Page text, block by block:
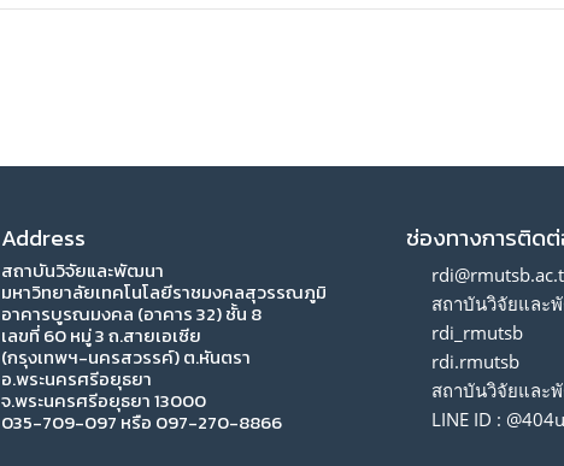
Address
สถาบันวิจัยและพัฒนา
มหาวิทยาลัยเทคโนโลยีราชมงคลสุวรรณภูมิ
อาคารบูรณมงคล (อาคาร 32) ชั้น 8
เลขที่ 60 หมู่ 3 ถ.สายเอเซีย
(กรุงเทพฯ-นครสวรรค์) ต.หันตรา
อ.พระนครศรีอยุธยา
จ.พระนครศรีอยุธยา 13000
035-709-097 หรือ 097-270-8866
ช่องทางการติด
สถาบันวิจัยและ
rdi_rmutsb
rdi.rmutsb
สถาบันวิจัยและ
LINE ID :